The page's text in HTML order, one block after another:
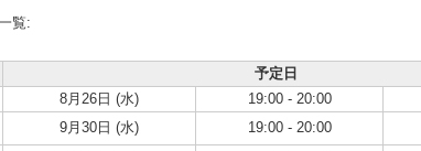
覧:
予定日
8月26日 (水)
19:00 - 20:00
9月30日 (水)
19:00 - 20:00